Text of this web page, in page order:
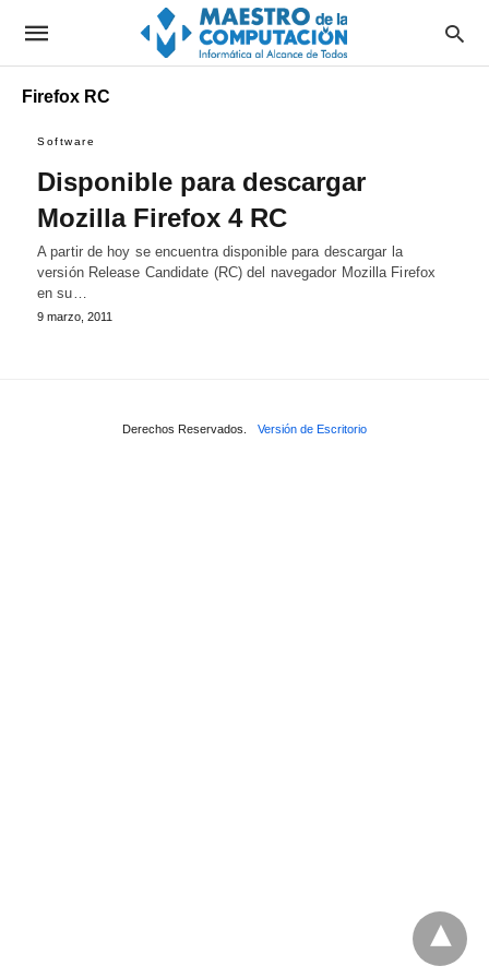
Firefox RC
Software
Disponible para descargar
Mozilla Firefox 4 RC
A partir de hoy se encuentra disponible para descargar la
versión Release Candidate (RC) del navegador Mozilla Firefox
en su…
9 marzo, 2011
Derechos Reservados. Versión de Escritorio